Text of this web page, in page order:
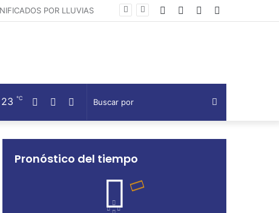
Telegram
Twitter
Facebook
Buscar
por
Telegram
Twitter
Facebook
23 ℃
Pronóstico del tiempo